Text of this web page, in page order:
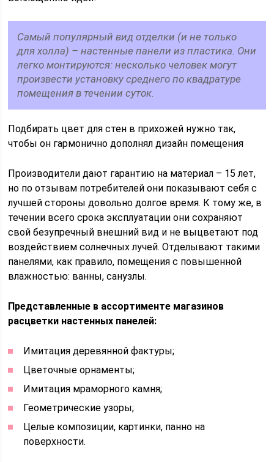
Самый популярный вид отделки (и не только
для холла) – настенные панели из пластика. Они
легко монтируются: несколько человек могут
произвести установку среднего по квадратуре
помещения в течении суток.
Подбирать цвет для стен в прихожей нужно так,
чтобы он гармонично дополнял дизайн помещения
Производители дают гарантию на материал – 15 лет,
но по отзывам потребителей они показывают себя с
лучшей стороны довольно долгое время. К тому же, в
течении всего срока эксплуатации они сохраняют
свой безупречный внешний вид и не выцветают под
воздействием солнечных лучей. Отделывают такими
панелями, как правило, помещения с повышенной
влажностью: ванны, санузлы.
Представленные в ассортименте магазинов
расцветки настенных панелей:
Имитация деревянной фактуры;
Цветочные орнаменты;
Имитация мраморного камня;
Геометрические узоры;
Целые композиции, картинки, панно на
поверхности.